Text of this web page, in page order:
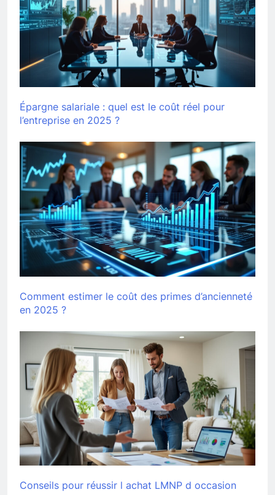
Épargne salariale : quel est le coût réel pour
l’entreprise en 2025 ?
Comment estimer le coût des primes d’ancienneté
en 2025 ?
Conseils pour réussir l achat LMNP d occasion